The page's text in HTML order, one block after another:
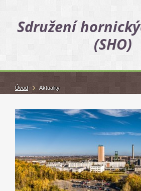
Sdružení
(SHO)
Úvod Aktuality